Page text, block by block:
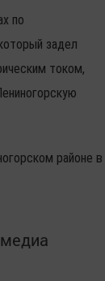
по
задел
током,
районе в